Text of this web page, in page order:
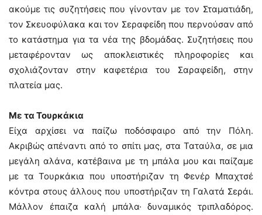
ακούμε τις συζητήσεις που γίνονταν με τον Σταματιάδη,
τον Σκευοφύλακα και τον Σεραφείδη που περνούσαν από
το κατάστημα για τα νέα της βδομάδας. Συζητήσεις που
μεταφέρονταν ως αποκλειστικές πληροφορίες και
σχολιάζονταν στην καφετέρια του Σαραφείδη, στην
πλατεία μας.
Με τα Τουρκάκια
Είχα αρχίσει να παίζω ποδόσφαιρο από την Πόλη.
Ακριβώς απέναντι από το σπίτι μας, στα Ταταύλα, σε μια
μεγάλη αλάνα, κατέβαινα με τη μπάλα μου και παίζαμε
με τα Τουρκάκια που υποστήριζαν τη Φενέρ Μπαχτσέ
κόντρα στους άλλους που υποστήριζαν τη Γαλατά Σεράι.
Μάλλον έπαιζα καλή μπάλα· δυναμικός τριπλαδόρος.